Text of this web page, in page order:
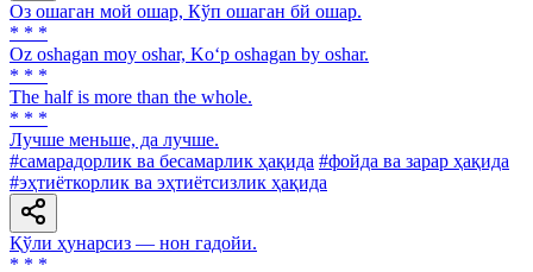
Оз ошаган мой ошар, Кўп ошаган бй ошар.
* * *
Oz oshagan moy oshar, Ko‘p oshagan by oshar.
* * *
The half is more than the whole.
* * *
Лучше меньше, да лучше.
#самарадорлик ва бесамарлик ҳақида #фойда ва зарар ҳақида
#эҳтиёткорлик ва эҳтиётсизлик ҳақида
Қўли ҳунарсиз — нон гадойи.
* * *